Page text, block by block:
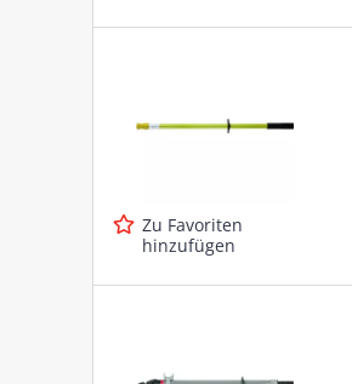
Zu Favoriten
hinzufügen